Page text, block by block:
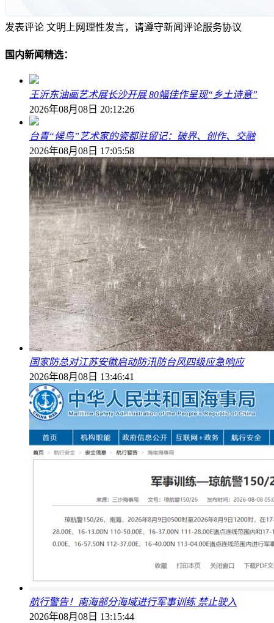
发表评论 文明上网理性发言，请遵守新闻评论服务协议
国内新闻精选：
王沂东油画艺术展长沙开展 80幅佳作呈现“乡土诗意”
2026年08月08日 20:12:26
台青“候鸟”艺术家的瓷都驻留记：破界、创作、交融
2026年08月08日 17:05:58
国家防总对江苏安徽启动防汛防台风四级应急响应
2026年08月08日 13:46:41
航行警告！南海部分海域进行军事训练 禁止驶入
2026年08月08日 13:15:44